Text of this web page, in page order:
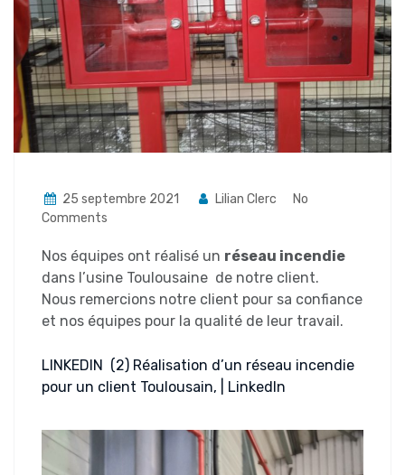
25 septembre 2021 Lilian Clerc
No
Comments
Nos équipes ont réalisé un réseau incendie
dans l’usine Toulousaine de notre client.
Nous remercions notre client pour sa confiance
et nos équipes pour la qualité de leur travail.
LINKEDIN (2) Réalisation d’un réseau incendie
pour un client Toulousain, | LinkedIn